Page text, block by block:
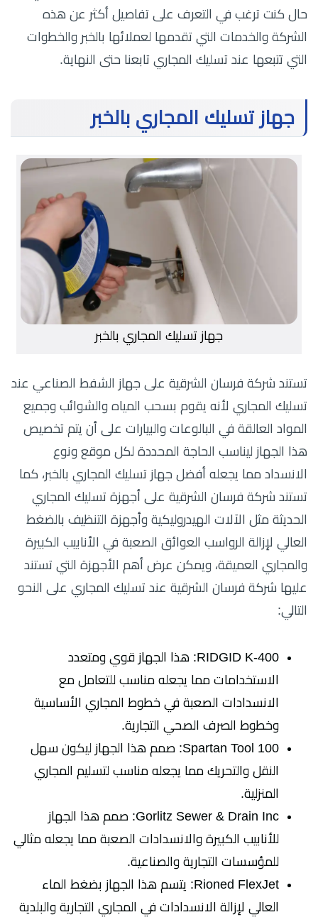
حال كنت ترغب في التعرف على تفاصيل أكثر عن هذه
الشركة والخدمات التي تقدمها لعملائها بالخبر والخطوات
التي تتبعها عند تسليك المجاري تابعنا حتى النهاية.
جهاز تسليك المجاري بالخبر
جهاز تسليك المجاري بالخبر
تستند شركة فرسان الشرقية على جهاز الشفط الصناعي عند
تسليك المجاري لأنه يقوم بسحب المياه والشوائب وجميع
المواد العالقة في البالوعات والبيارات على أن يتم تخصيص
هذا الجهاز ليناسب الحاجة المحددة لكل موقع ونوع
الانسداد مما يجعله أفضل جهاز تسليك المجاري بالخبر، كما
تستند شركة فرسان الشرقية على أجهزة تسليك المجاري
الحديثة مثل الآلات الهيدروليكية وأجهزة التنظيف بالضغط
العالي لإزالة الرواسب العوائق الصعبة في الأنابيب الكبيرة
والمجاري العميقة، ويمكن عرض أهم الأجهزة التي تستند
عليها شركة فرسان الشرقية عند تسليك المجاري على النحو
التالي:
RIDGID K-400: هذا الجهاز قوي ومتعدد
الاستخدامات مما يجعله مناسب للتعامل مع
الانسدادات الصعبة في خطوط المجاري الأساسية
وخطوط الصرف الصحي التجارية.
Spartan Tool 100: صمم هذا الجهاز ليكون سهل
النقل والتحريك مما يجعله مناسب لتسليم المجاري
المنزلية.
Gorlitz Sewer & Drain Inc: صمم هذا الجهاز
للأنابيب الكبيرة والانسدادات الصعبة مما يجعله مثالي
للمؤسسات التجارية والصناعية.
Rioned FlexJet: يتسم هذا الجهاز بضغط الماء
العالي لإزالة الانسدادات في المجاري التجارية والبلدية